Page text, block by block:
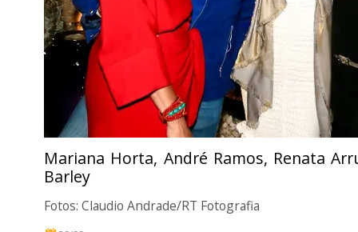
Mariana Horta, André Ramos, Renata
Barley
Fotos: Claudio Andrade/RT Fotografia